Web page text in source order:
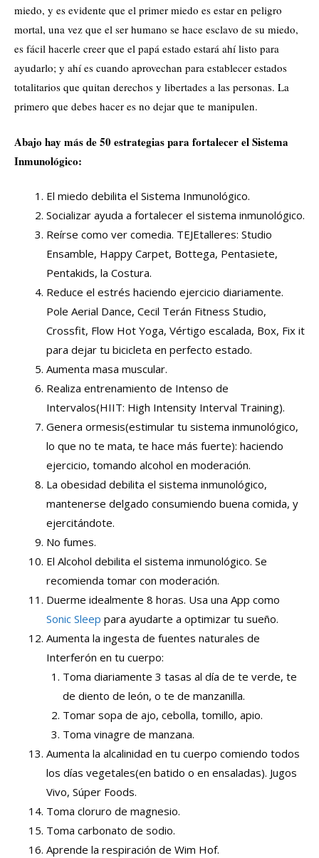
miedo, y es evidente que el primer miedo es estar en peligro
mortal, una vez que el ser humano se hace esclavo de su miedo,
es fácil hacerle creer que el papá estado estará ahí listo para
ayudarlo; y ahí es cuando aprovechan para establecer estados
totalitarios que quitan derechos y libertades a las personas. La
primero que debes hacer es no dejar que te manipulen.
Abajo hay más de 50 estrategias para fortalecer el Sistema
Inmunológico:
El miedo debilita el Sistema Inmunológico.
Socializar ayuda a fortalecer el sistema inmunológico.
Reírse como ver comedia. TEJEtalleres: Studio
Ensamble, Happy Carpet, Bottega, Pentasiete,
Pentakids, la Costura.
Reduce el estrés haciendo ejercicio diariamente.
Pole Aerial Dance, Cecil Terán Fitness Studio,
Crossfit, Flow Hot Yoga, Vértigo escalada, Box, Fix it
para dejar tu bicicleta en perfecto estado.
Aumenta masa muscular.
Realiza entrenamiento de Intenso de
Intervalos(HIIT: High Intensity Interval Training).
Genera ormesis(estimular tu sistema inmunológico,
lo que no te mata, te hace más fuerte): haciendo
ejercicio, tomando alcohol en moderación.
La obesidad debilita el sistema inmunológico,
mantenerse delgado consumiendo buena comida, y
ejercitándote.
No fumes.
El Alcohol debilita el sistema inmunológico. Se
recomienda tomar con moderación.
Duerme idealmente 8 horas. Usa una App como
Sonic Sleep para ayudarte a optimizar tu sueño.
Aumenta la ingesta de fuentes naturales de
Interferón en tu cuerpo:
Toma diariamente 3 tasas al día de te verde, te
de diento de león, o te de manzanilla.
Tomar sopa de ajo, cebolla, tomillo, apio.
Toma vinagre de manzana.
Aumenta la alcalinidad en tu cuerpo comiendo todos
los días vegetales(en batido o en ensaladas). Jugos
Vivo, Súper Foods.
Toma cloruro de magnesio.
Toma carbonato de sodio.
Aprende la respiración de Wim Hof.